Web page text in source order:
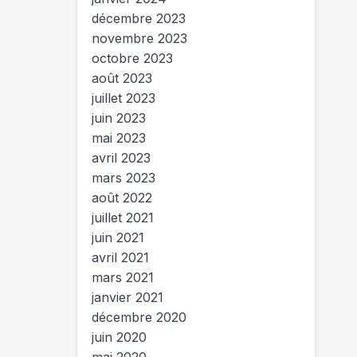
décembre 2023
novembre 2023
octobre 2023
août 2023
juillet 2023
juin 2023
mai 2023
avril 2023
mars 2023
août 2022
juillet 2021
juin 2021
avril 2021
mars 2021
janvier 2021
décembre 2020
juin 2020